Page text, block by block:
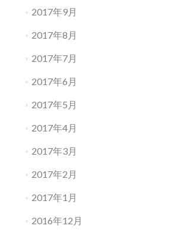
2017年9月
2017年8月
2017年7月
2017年6月
2017年5月
2017年4月
2017年3月
2017年2月
2017年1月
2016年12月